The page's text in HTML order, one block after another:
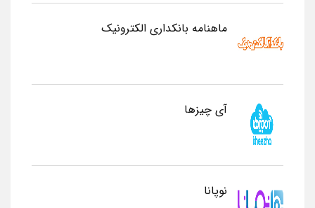
ماهنامه بانکداری الکترونیک
آی چیزها
نوپانا